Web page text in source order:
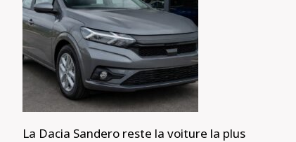
La Dacia Sandero reste la voiture la plus